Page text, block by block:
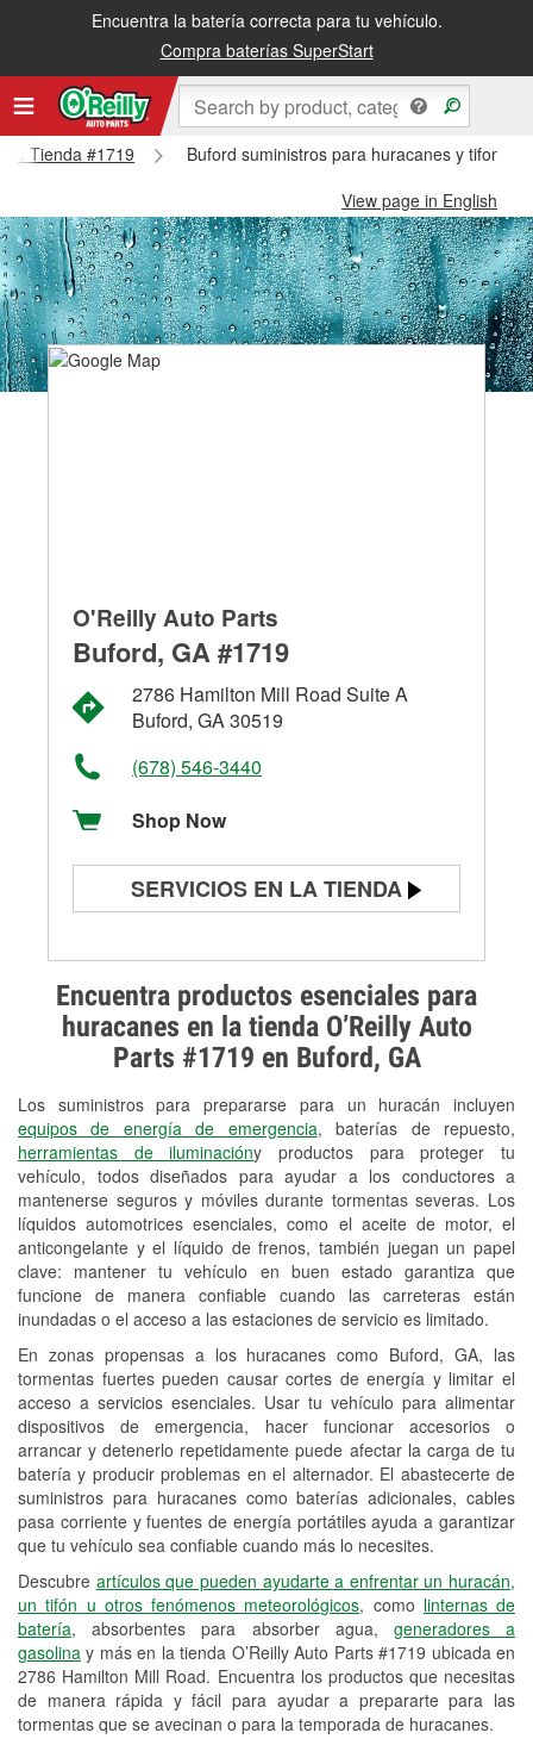
Encuentra la batería correcta para tu vehículo.
Compra baterías SuperStart
Tienda #1719
Buford suministros para huracanes y tifones
View page in English
Encuentra productos esenciales para
huracanes en la tienda O’Reilly Auto
Parts #1719 en Buford, GA
Los suministros para prepararse para un huracán incluyen
equipos de energía de emergencia, baterías de repuesto,
herramientas de iluminacióny productos para proteger tu
vehículo, todos diseñados para ayudar a los conductores a
mantenerse seguros y móviles durante tormentas severas. Los
líquidos automotrices esenciales, como el aceite de motor, el
anticongelante y el líquido de frenos, también juegan un papel
clave: mantener tu vehículo en buen estado garantiza que
funcione de manera confiable cuando las carreteras están
inundadas o el acceso a las estaciones de servicio es limitado.
En zonas propensas a los huracanes como Buford, GA, las
tormentas fuertes pueden causar cortes de energía y limitar el
acceso a servicios esenciales. Usar tu vehículo para alimentar
dispositivos de emergencia, hacer funcionar accesorios o
arrancar y detenerlo repetidamente puede afectar la carga de tu
batería y producir problemas en el alternador. El abastecerte de
suministros para huracanes como baterías adicionales, cables
pasa corriente y fuentes de energía portátiles ayuda a garantizar
que tu vehículo sea confiable cuando más lo necesites.
Descubre artículos que pueden ayudarte a enfrentar un huracán,
un tifón u otros fenómenos meteorológicos, como linternas de
batería, absorbentes para absorber agua, generadores a
gasolina y más en la tienda O’Reilly Auto Parts #1719 ubicada en
2786 Hamilton Mill Road. Encuentra los productos que necesitas
de manera rápida y fácil para ayudar a prepararte para las
tormentas que se avecinan o para la temporada de huracanes.
O'Reilly Auto Parts
Buford, GA #1719
2786 Hamilton Mill Road Suite A
Buford, GA 30519
(678) 546-3440
Shop Now
SERVICIOS EN LA TIENDA
Prueba de alternadores y
arrancadores
Revisión de la luz "Check Engine"
Reciclaje de baterías y aceite
Instalación de bombillas de faros
Instalación de limpiaparabrisas
Programa de Préstamo de
Herramientas
Rectificación de tambores y discos de
freno
Hurricane Supplies
Conoce más